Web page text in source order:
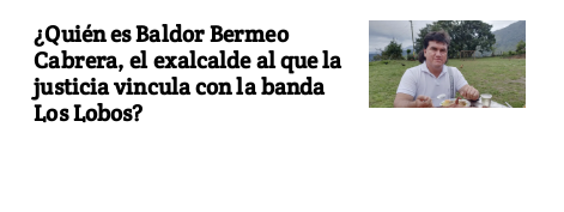
¿Quién es Baldor Bermeo
Cabrera, el exalcalde al que la
justicia vincula con la banda
Los Lobos?